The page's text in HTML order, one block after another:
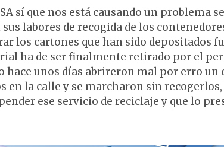
sí que nos está causando un problema
labores de recogida de los
los cartones que han sido depositados
ha de ser finalmente retirado por el
hace unos días abrireron mal por erro un
en la calle y se marcharon sin
ese servicio de reciclaje y que lo